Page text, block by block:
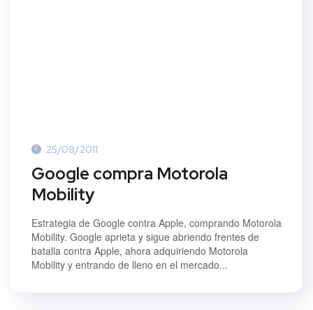
25/08/2011
Google compra Motorola
Mobility
Estrategia de Google contra Apple, comprando Motorola
Mobility. Google aprieta y sigue abriendo frentes de
batalla contra Apple, ahora adquiriendo Motorola
Mobility y entrando de lleno en el mercado...